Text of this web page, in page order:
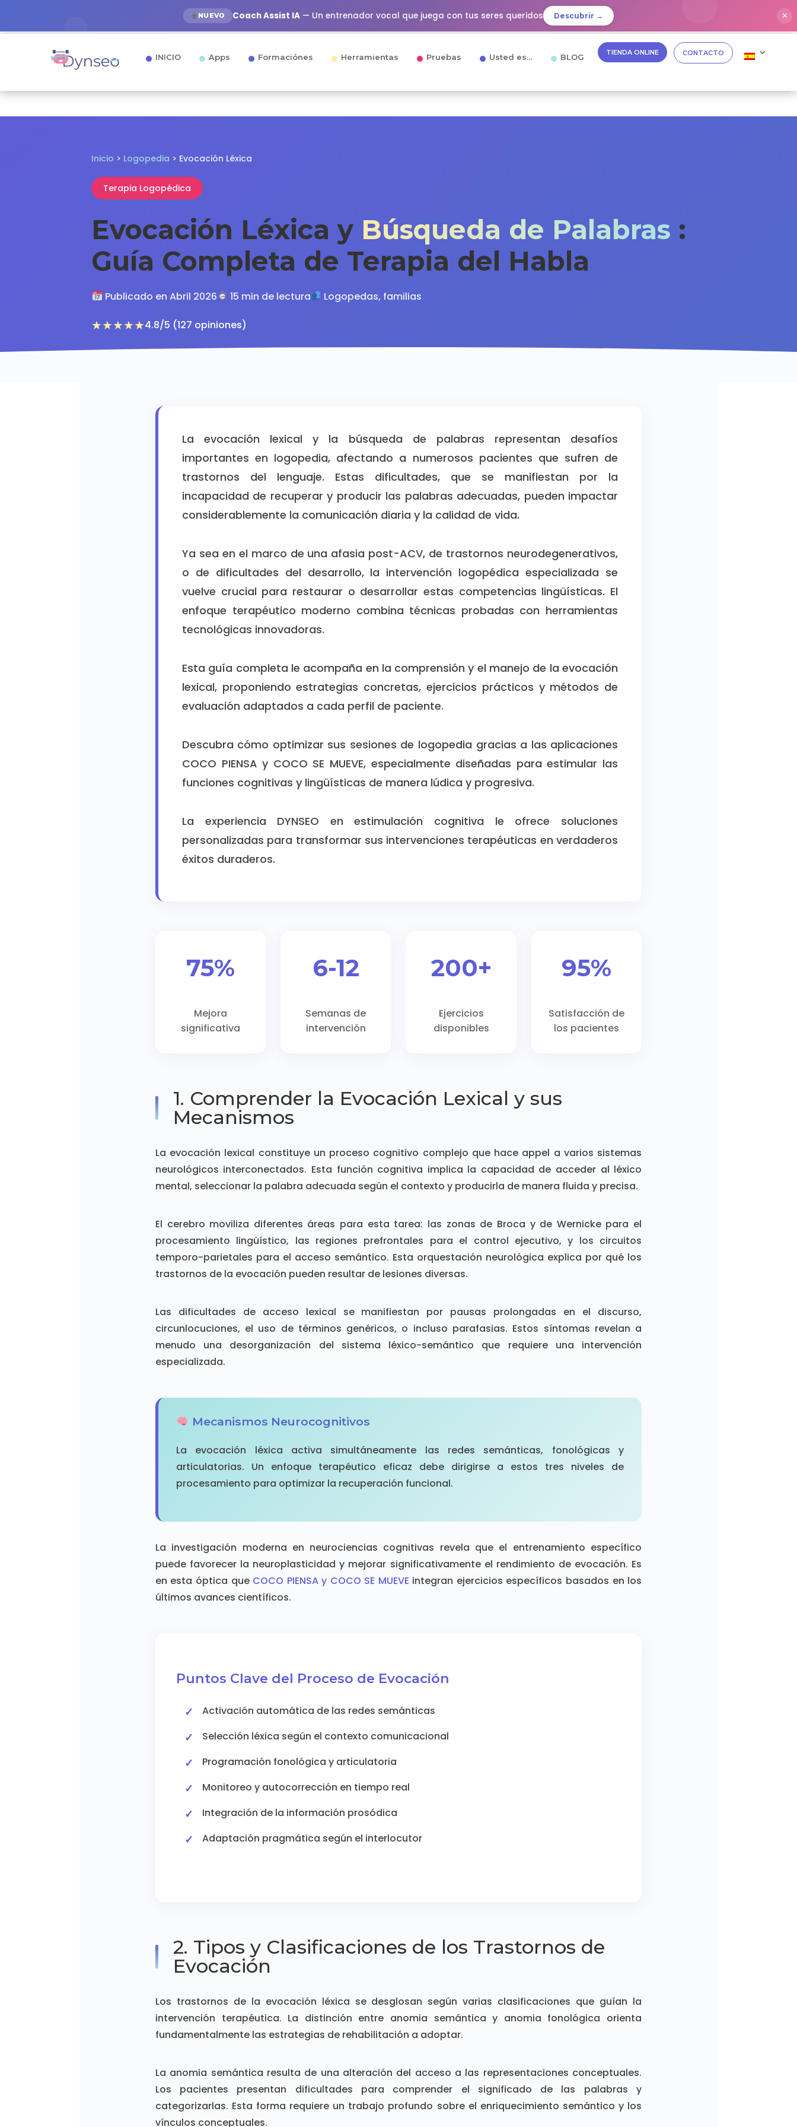
NUEVO Coach Assist IA— Un entrenador vocal que juega con tus seres queridos Descubrir → ✕
INICIO Apps Formaciónes Herramientas Pruebas Usted es… BLOG TIENDA ONLINE CONTACTO
Inicio > Logopedia > Evocación Léxica
Terapia Logopédica
Evocación Léxica y Búsqueda de Palabras :
Guía Completa de Terapia del Habla
Publicado en Abril 2026 15 min de lectura Logopedas, familias
★★★★★4.8/5 (127 opiniones)
La evocación lexical y la búsqueda de palabras representan desafíos
importantes en logopedia, afectando a numerosos pacientes que sufren de
trastornos del lenguaje. Estas dificultades, que se manifiestan por la
incapacidad de recuperar y producir las palabras adecuadas, pueden impactar
considerablemente la comunicación diaria y la calidad de vida.
Ya sea en el marco de una afasia post-ACV, de trastornos neurodegenerativos,
o de dificultades del desarrollo, la intervención logopédica especializada se
vuelve crucial para restaurar o desarrollar estas competencias lingüísticas. El
enfoque terapéutico moderno combina técnicas probadas con herramientas
tecnológicas innovadoras.
Esta guía completa le acompaña en la comprensión y el manejo de la evocación
lexical, proponiendo estrategias concretas, ejercicios prácticos y métodos de
evaluación adaptados a cada perfil de paciente.
Descubra cómo optimizar sus sesiones de logopedia gracias a las aplicaciones
COCO PIENSA y COCO SE MUEVE, especialmente diseñadas para estimular las
funciones cognitivas y lingüísticas de manera lúdica y progresiva.
La experiencia DYNSEO en estimulación cognitiva le ofrece soluciones
personalizadas para transformar sus intervenciones terapéuticas en verdaderos
éxitos duraderos.
75%
Mejora
significativa
6-12
Semanas de
intervención
200+
Ejercicios
disponibles
95%
Satisfacción de
los pacientes
1. Comprender la Evocación Lexical y sus
Mecanismos
La evocación lexical constituye un proceso cognitivo complejo que hace appel a varios sistemas
neurológicos interconectados. Esta función cognitiva implica la capacidad de acceder al léxico
mental, seleccionar la palabra adecuada según el contexto y producirla de manera fluida y precisa.
El cerebro moviliza diferentes áreas para esta tarea: las zonas de Broca y de Wernicke para el
procesamiento lingüístico, las regiones prefrontales para el control ejecutivo, y los circuitos
temporo-parietales para el acceso semántico. Esta orquestación neurológica explica por qué los
trastornos de la evocación pueden resultar de lesiones diversas.
Las dificultades de acceso lexical se manifiestan por pausas prolongadas en el discurso,
circunlocuciones, el uso de términos genéricos, o incluso parafasias. Estos síntomas revelan a
menudo una desorganización del sistema léxico-semántico que requiere una intervención
especializada.
Mecanismos Neurocognitivos
La evocación léxica activa simultáneamente las redes semánticas, fonológicas y
articulatorias. Un enfoque terapéutico eficaz debe dirigirse a estos tres niveles de
procesamiento para optimizar la recuperación funcional.
La investigación moderna en neurociencias cognitivas revela que el entrenamiento específico
puede favorecer la neuroplasticidad y mejorar significativamente el rendimiento de evocación. Es
en esta óptica que COCO PIENSA y COCO SE MUEVE integran ejercicios específicos basados en los
últimos avances científicos.
Puntos Clave del Proceso de Evocación
Activación automática de las redes semánticas
Selección léxica según el contexto comunicacional
Programación fonológica y articulatoria
Monitoreo y autocorrección en tiempo real
Integración de la información prosódica
Adaptación pragmática según el interlocutor
2. Tipos y Clasificaciones de los Trastornos de
Evocación
Los trastornos de la evocación léxica se desglosan según varias clasificaciones que guían la
intervención terapéutica. La distinción entre anomia semántica y anomia fonológica orienta
fundamentalmente las estrategias de rehabilitación a adoptar.
La anomia semántica resulta de una alteración del acceso a las representaciones conceptuales.
Los pacientes presentan dificultades para comprender el significado de las palabras y
categorizarlas. Esta forma requiere un trabajo profundo sobre el enriquecimiento semántico y los
vínculos conceptuales.